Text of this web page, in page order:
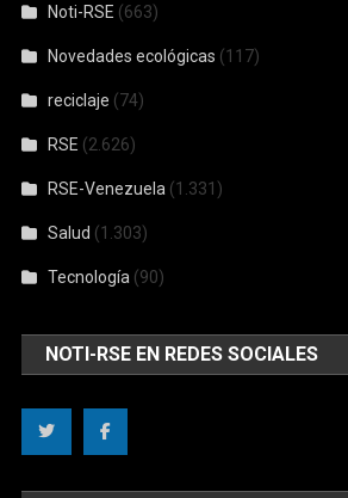
Noti-RSE (663)
Novedades ecológicas (117)
reciclaje (74)
RSE (2.626)
RSE-Venezuela (1.331)
Salud (1.303)
Tecnología (90)
NOTI-RSE EN REDES SOCIALES